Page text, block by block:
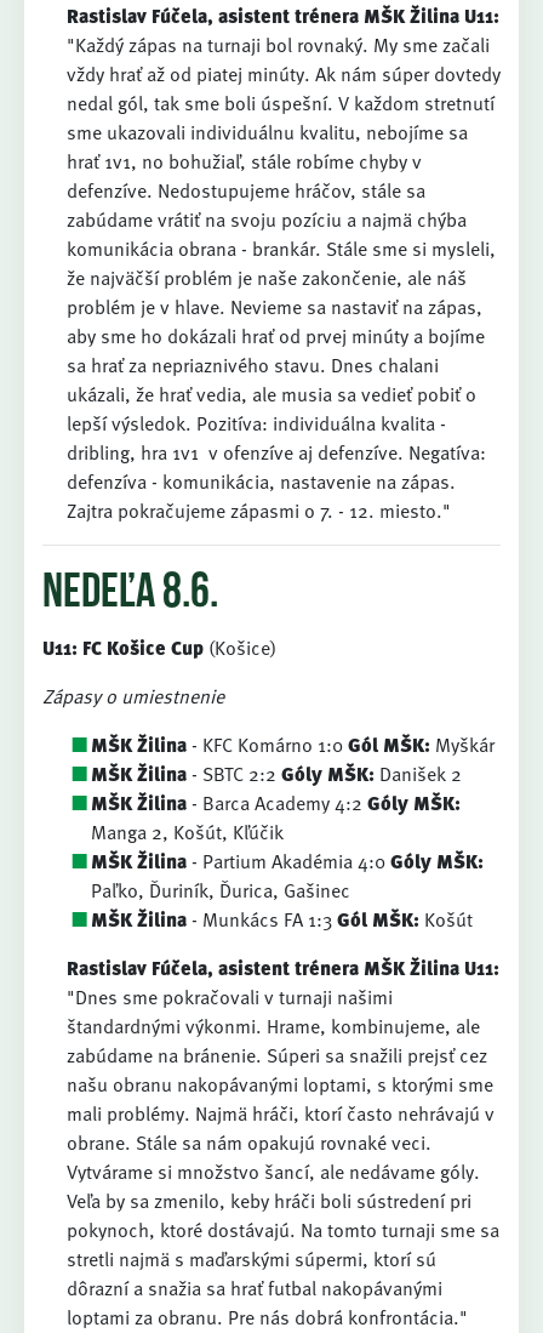
Rastislav Fúčela, asistent trénera MŠK Žilina U11:
"Každý zápas na turnaji bol rovnaký. My sme začali
vždy hrať až od piatej minúty. Ak nám súper dovtedy
nedal gól, tak sme boli úspešní. V každom stretnutí
sme ukazovali individuálnu kvalitu, nebojíme sa
hrať 1v1, no bohužiaľ, stále robíme chyby v
defenzíve. Nedostupujeme hráčov, stále sa
zabúdame vrátiť na svoju pozíciu a najmä chýba
komunikácia obrana - brankár. Stále sme si mysleli,
že najväčší problém je naše zakončenie, ale náš
problém je v hlave. Nevieme sa nastaviť na zápas,
aby sme ho dokázali hrať od prvej minúty a bojíme
sa hrať za nepriaznivého stavu. Dnes chalani
ukázali, že hrať vedia, ale musia sa vedieť pobiť o
lepší výsledok. Pozitíva: individuálna kvalita -
dribling, hra 1v1 v ofenzíve aj defenzíve. Negatíva:
defenzíva - komunikácia, nastavenie na zápas.
Zajtra pokračujeme zápasmi o 7. - 12. miesto."
nedeľa 8.6.
U11: FC Košice Cup (Košice)
Zápasy o umiestnenie
MŠK Žilina- KFC Komárno 1:0Gól MŠK: Myškár
MŠK Žilina- SBTC 2:2 Góly MŠK: Danišek 2
MŠK Žilina- Barca Academy 4:2 Góly MŠK:
Manga 2, Košút, Kľúčik
MŠK Žilina- Partium Akadémia 4:0Góly MŠK:
Paľko, Ďuriník, Ďurica, Gašinec
MŠK Žilina- Munkács FA 1:3Gól MŠK: Košút
Rastislav Fúčela, asistent trénera MŠK Žilina U11:
"Dnes sme pokračovali v turnaji našimi
štandardnými výkonmi. Hrame, kombinujeme, ale
zabúdame na bránenie. Súperi sa snažili prejsť cez
našu obranu nakopávanými loptami, s ktorými sme
mali problémy. Najmä hráči, ktorí často nehrávajú v
obrane. Stále sa nám opakujú rovnaké veci.
Vytvárame si množstvo šancí, ale nedávame góly.
Veľa by sa zmenilo, keby hráči boli sústredení pri
pokynoch, ktoré dostávajú. Na tomto turnaji sme sa
stretli najmä s maďarskými súpermi, ktorí sú
dôrazní a snažia sa hrať futbal nakopávanými
loptami za obranu. Pre nás dobrá konfrontácia."